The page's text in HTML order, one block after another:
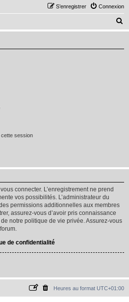
Connexion
S’enregistrer
e
cette session
connecter. L’enregistrement ne prend
vos possibilités. L’administrateur du
permissions additionnelles aux membres
assurez-vous d’avoir pris connaissance
notre politique de vie privée. Assurez-vous
de confidentialité
Heures au format UTC+01:00